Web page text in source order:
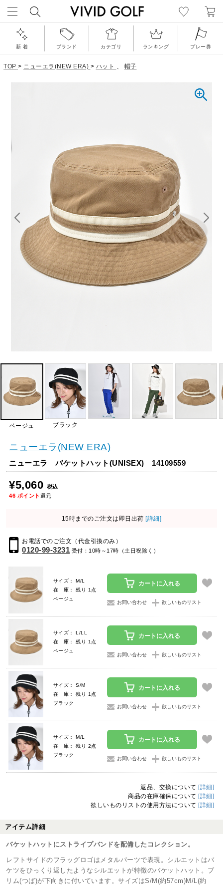
新 着 ブランド カテゴリ ランキング プレー券
TOP > ニューエラ(NEW ERA) > ハット 、 帽子
ベージュ ブラック
ニューエラ(NEW ERA)
ニューエラ バケットハット(UNISEX) 14109559
¥5,060 税込
46 ポイント 還元
15時までのご注文は即日出荷 [詳細]
お電話でのご注文（代金引換のみ）
0120-99-3231 受付：10時～17時（土日祝除く）
サイズ： M/L
在 庫： 残り 1点
ベージュ
カートに入れる
お問い合わせ 欲しいものリスト
サイズ： L/LL
在 庫： 残り 1点
ベージュ
カートに入れる
お問い合わせ 欲しいものリスト
サイズ： S/M
在 庫： 残り 1点
ブラック
カートに入れる
お問い合わせ 欲しいものリスト
サイズ： M/L
在 庫： 残り 2点
ブラック
カートに入れる
お問い合わせ 欲しいものリスト
返品、交換について [詳細]
商品の在庫確保について [詳細]
欲しいものリストの使用方法について [詳細]
アイテム詳細
バケットハットにストライプバンドを配備したコレクション。
レフトサイドのフラッグロゴはメタルパーツで表現。シルエットはバ
ケツをひっくり返したようなシルエットが特徴のバケットハット。ブ
リム(つば)が下向きに付いています。サイズはS/M(約57cm)M/L(約